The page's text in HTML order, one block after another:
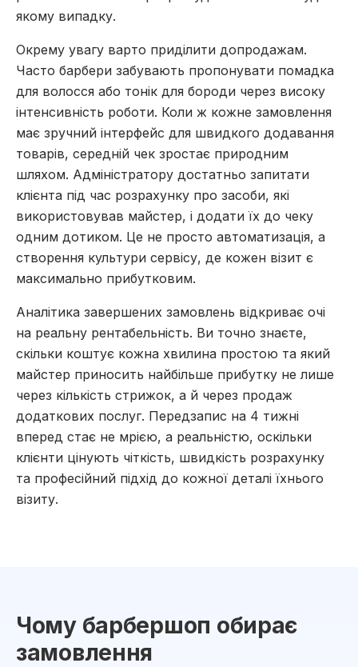
якому випадку.
Окрему увагу варто приділити допродажам.
Часто барбери забувають пропонувати помадка
для волосся або тонік для бороди через високу
інтенсивність роботи. Коли ж кожне замовлення
має зручний інтерфейс для швидкого додавання
товарів, середній чек зростає природним
шляхом. Адміністратору достатньо запитати
клієнта під час розрахунку про засоби, які
використовував майстер, і додати їх до чеку
одним дотиком. Це не просто автоматизація, а
створення культури сервісу, де кожен візит є
максимально прибутковим.
Аналітика завершених замовлень відкриває очі
на реальну рентабельність. Ви точно знаєте,
скільки коштує кожна хвилина простою та який
майстер приносить найбільше прибутку не лише
через кількість стрижок, а й через продаж
додаткових послуг. Передзапис на 4 тижні
вперед стає не мрією, а реальністю, оскільки
клієнти цінують чіткість, швидкість розрахунку
та професійний підхід до кожної деталі їхнього
візиту.
Чому барбершоп обирає
замовлення